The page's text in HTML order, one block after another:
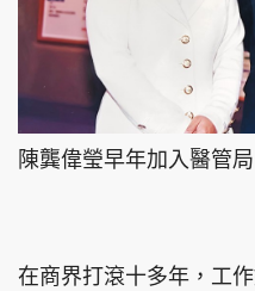
陳龔偉瑩早年加入醫管
在商界打滾十多年，工